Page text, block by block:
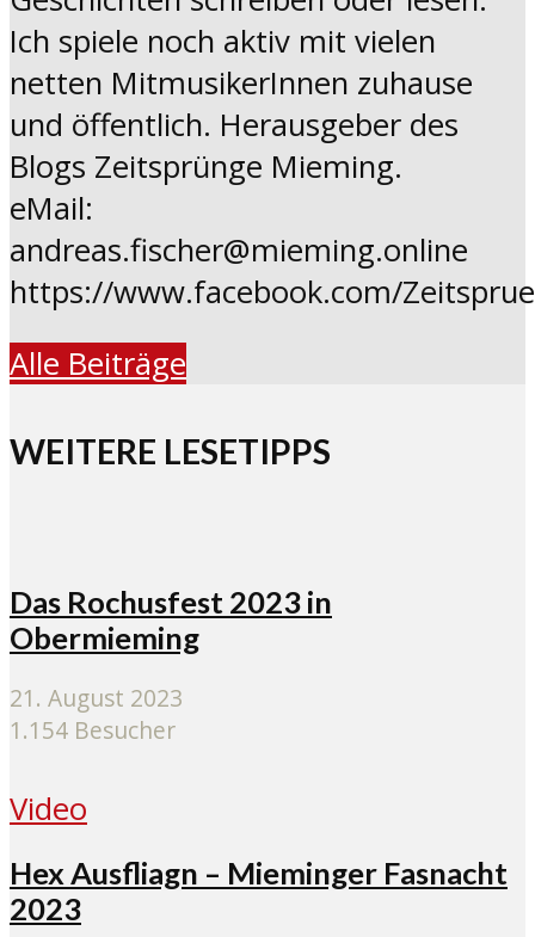
Ich spiele noch aktiv mit vielen
netten MitmusikerInnen zuhause
und öffentlich. Herausgeber des
Blogs Zeitsprünge Mieming.
eMail:
andreas.fischer@mieming.online
https://www.facebook.com/
Alle Beiträge
WEITERE LESETIPPS
Das Rochusfest 2023 in
Obermieming
21. August 2023
1.154 Besucher
Video
Hex Ausfliagn – Mieminger Fasnacht
2023